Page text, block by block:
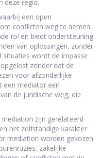
deze regio.
een open
conflicten weg te nemen.
rol en biedt ondersteuning
van oplossingen, zonder
situaties wordt de impasse
zonder dat de
voor afzonderlijke
een mediator een
de juridische weg, die
zijn gerelateerd
het zelfstandige karakter
mediation worden gekozen
zakelijke